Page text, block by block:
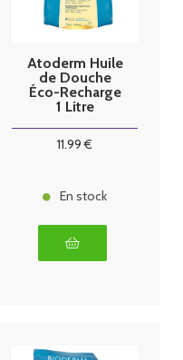
Atoderm Huile
de Douche
Éco-Recharge
1 Litre
11.99 €
En stock